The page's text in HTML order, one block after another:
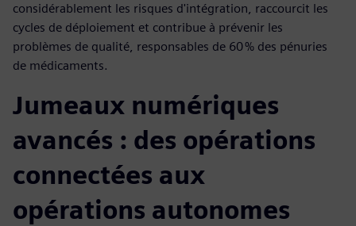
considérablement les risques d'intégration, raccourcit les
cycles de déploiement et contribue à prévenir les
problèmes de qualité, responsables de 60 % des pénuries
de médicaments.
Jumeaux numériques
avancés : des opérations
connectées aux
opérations autonomes